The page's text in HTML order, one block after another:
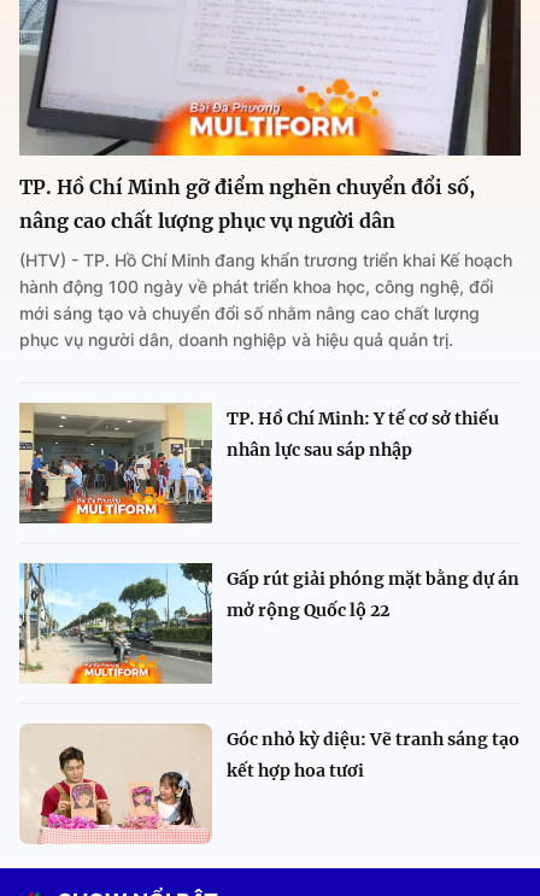
TP. Hồ Chí Minh gỡ điểm nghẽn chuyển đổi số,
nâng cao chất lượng phục vụ người dân
(HTV) - TP. Hồ Chí Minh đang khẩn trương triển khai Kế hoạch
hành động 100 ngày về phát triển khoa học, công nghệ, đổi
mới sáng tạo và chuyển đổi số nhằm nâng cao chất lượng
phục vụ người dân, doanh nghiệp và hiệu quả quản trị.
TP. Hồ Chí Minh: Y tế cơ sở thiếu
nhân lực sau sáp nhập
Gấp rút giải phóng mặt bằng dự án
mở rộng Quốc lộ 22
Góc nhỏ kỳ diệu: Vẽ tranh sáng tạo
kết hợp hoa tươi